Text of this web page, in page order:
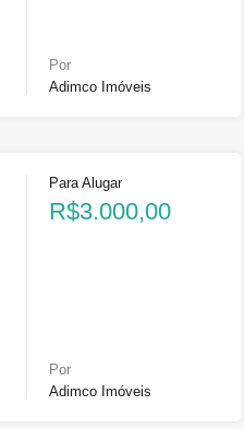
Por
Adimco Imóveis
Para Alugar
R$3.000,00
Por
Adimco Imóveis